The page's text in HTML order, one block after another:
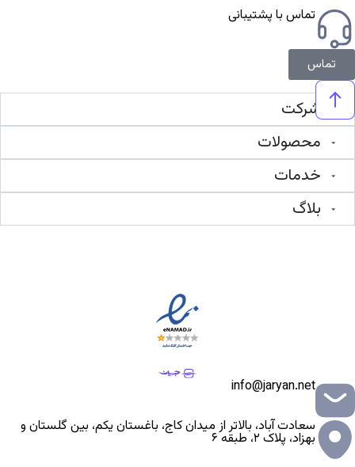
تماس با پشتیبانی
تماس
شرکت
محصولات
خدمات
بلاگ
info@jaryan.net
سعادت آباد، بالاتر از میدان کاج، باغستان یکم، بین گلستان و
بهزاد، پلاک ۲، طبقه ۶